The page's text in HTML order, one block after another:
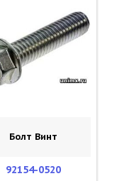
Болт Винт
92154-0520